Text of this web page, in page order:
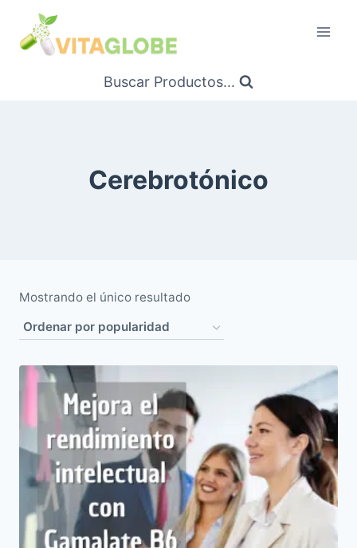
Contenido
Buscar Productos...
Cerebrotónico
Mostrando el único resultado